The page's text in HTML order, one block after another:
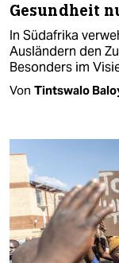
Gesundheit
In Südafrika
Ausländern den
Besonders im
Von Tintswalo